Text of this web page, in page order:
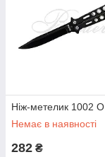
Ніж-метелик 1002 O
Немає в наявності
282 ₴